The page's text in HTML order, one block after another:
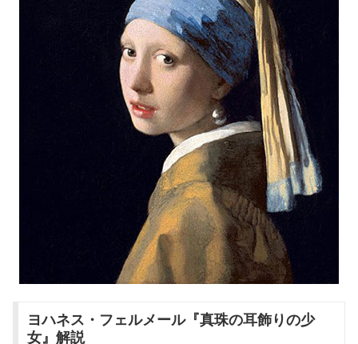
ヨハネス・フェルメール『真珠の耳飾りの少
女』解説